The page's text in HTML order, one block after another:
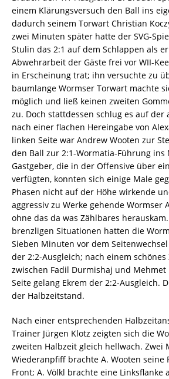
einem Klärungsversuch den Ball ins
dadurch seinem Torwart Christian
zwei Minuten später hatte der SVG-
Stulin das 2:1 auf dem Schlappen als
Abwehrarbeit der Gäste frei vor WII-
in Erscheinung trat; ihn versuchte zu
baumlange Wormser Torwart machte
möglich und ließ keinen zweiten
zu. Doch stattdessen schlug es auf der
nach einer flachen Hereingabe von
linken Seite war Andrew Wooten zur
den Ball zur 2:1-Wormatia-Führung ins
Gastgeber, die in der Offensive über
verfügten, konnten sich einige Male
Phasen nicht auf der Höhe wirkende
aggressiv zu Werke gehende Wormser
ohne das da was Zählbares
brenzligen Situationen hatten die
Sieben Minuten vor dem
der 2:2-Ausgleich; nach einem
zwischen Fadil Durmishaj und
Seite gelang Ekrem der 2:2-Ausgleich.
der Halbzeitstand.
Nach einer entsprechenden
Trainer Jürgen Klotz zeigten sich die
zweiten Halbzeit gleich hellwach. Zwei
Wiederanpfiff brachte A. Wooten seine
Front; A. Völkl brachte eine Linksflanke